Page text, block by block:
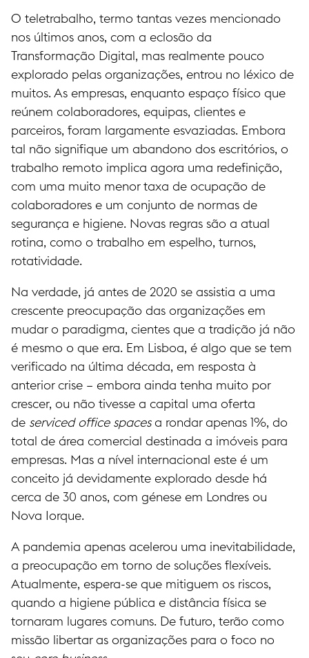
O teletrabalho, termo tantas vezes mencionado
nos últimos anos, com a eclosão da
Transformação Digital, mas realmente pouco
explorado pelas organizações, entrou no léxico de
muitos. As empresas, enquanto espaço físico que
reúnem colaboradores, equipas, clientes e
parceiros, foram largamente esvaziadas. Embora
tal não signifique um abandono dos escritórios, o
trabalho remoto implica agora uma redefinição,
com uma muito menor taxa de ocupação de
colaboradores e um conjunto de normas de
segurança e higiene. Novas regras são a atual
rotina, como o trabalho em espelho, turnos,
rotatividade.
Na verdade, já antes de 2020 se assistia a uma
crescente preocupação das organizações em
mudar o paradigma, cientes que a tradição já não
é mesmo o que era. Em Lisboa, é algo que se tem
verificado na última década, em resposta à
anterior crise – embora ainda tenha muito por
crescer, ou não tivesse a capital uma oferta
de serviced office spacesa rondar apenas 1%, do
total de área comercial destinada a imóveis para
empresas. Mas a nível internacional este é um
conceito já devidamente explorado desde há
cerca de 30 anos, com génese em Londres ou
Nova Iorque.
A pandemia apenas acelerou uma inevitabilidade,
a preocupação em torno de soluções flexíveis.
Atualmente, espera-se que mitiguem os riscos,
quando a higiene pública e distância física se
tornaram lugares comuns. De futuro, terão como
missão libertar as organizações para o foco no